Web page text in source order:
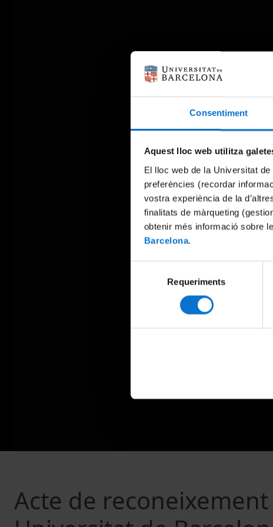
Consentiment
Aquest lloc web utilitza
El lloc web de la Universitat
preferències (recordar
vostra experiència de la
finalitats de màrqueting
obtenir més informació sobre
Barcelona.
consentiment
Requeriments
Acte de